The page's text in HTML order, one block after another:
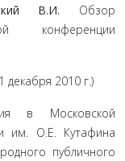
В.И. Обзор
конференции
декабря 2010 г.)
в Московской
им. О.Е. Кутафина
публичного